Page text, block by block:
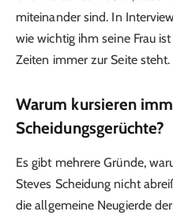
miteinander sind. In
wie wichtig ihm seine Frau
Zeiten immer zur Seite steht.
Warum kursieren
Scheidungsgerüchte?
Es gibt mehrere Gründe,
Steves Scheidung nicht
die allgemeine Neugierde